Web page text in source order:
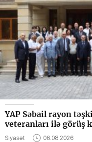
YAP Səbail rayon
veteranları ilə görüş
Siyasət 06.08.2026